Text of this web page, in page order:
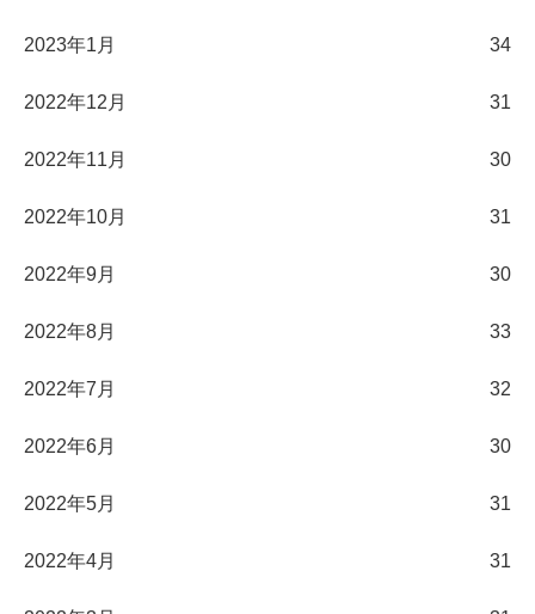
2023年1月 34
2022年12月 31
2022年11月 30
2022年10月 31
2022年9月 30
2022年8月 33
2022年7月 32
2022年6月 30
2022年5月 31
2022年4月 31